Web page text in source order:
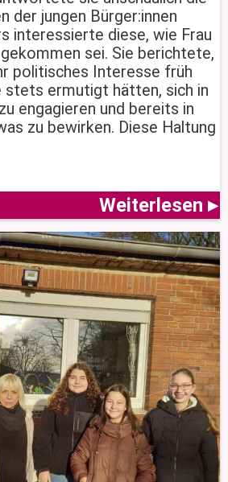
der jungen Bürger:innen
interessierte diese, wie Frau
sei. Sie berichtete,
politisches Interesse früh
stets ermutigt hätten, sich in
engagieren und bereits in
zu bewirken. Diese Haltung
Weiterlesen ▸